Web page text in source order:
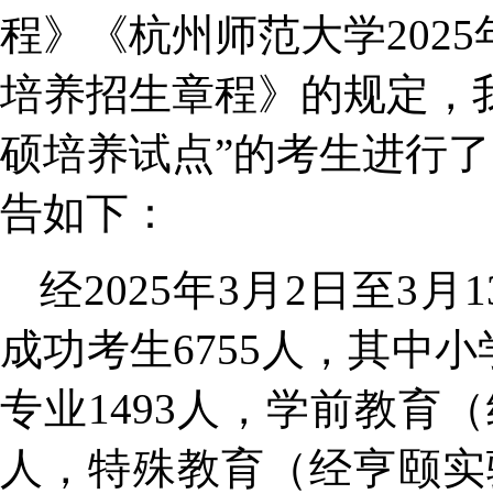
程》《杭州师范大学
培养招生章程》的规定，
硕培养试点”的考生进行
告如下：
经2025年3月2日至3月
成功考生6755人，其中
专业1493人，学前教育
人，特殊教育（经亨颐